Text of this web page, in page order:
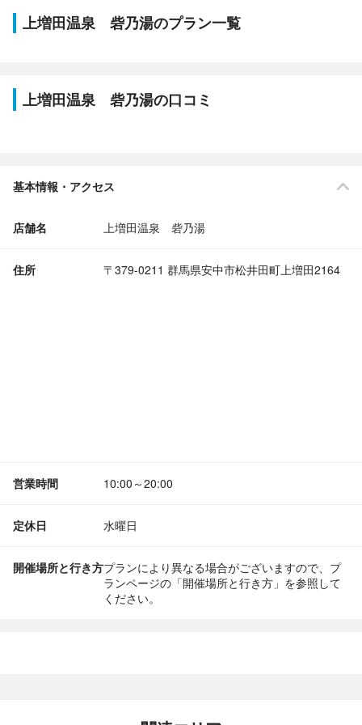
上増田温泉 砦乃湯のプラン一覧
上増田温泉 砦乃湯の口コミ
基本情報・アクセス
店舗名 上増田温泉 砦乃湯
住所 〒379-0211 群馬県安中市松井田町上増田2164
営業時間 10:00～20:00
定休日 水曜日
開催場所と行き方プランにより異なる場合がございますので、プ
ランページの「開催場所と行き方」を参照して
ください。